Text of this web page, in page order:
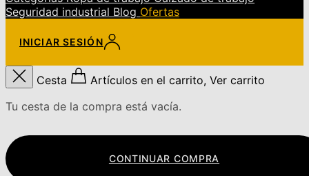
Seguridad industrial Blog Ofertas
INICIAR SESIÓN
Cesta
Artículos en el carrito, Ver carrito
Tu cesta de la compra está vacía.
CONTINUAR COMPRA